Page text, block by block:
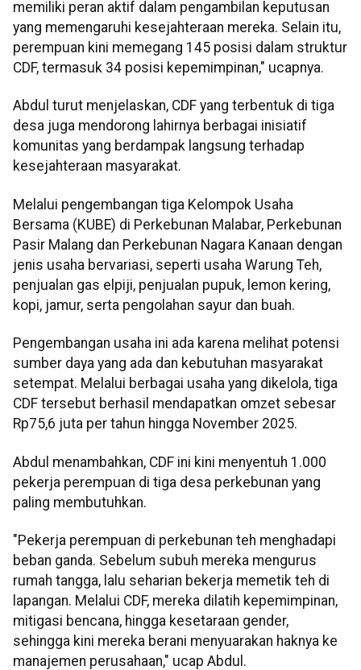
memiliki peran aktif dalam pengambilan keputusan
yang memengaruhi kesejahteraan mereka. Selain itu,
perempuan kini memegang 145 posisi dalam struktur
CDF, termasuk 34 posisi kepemimpinan," ucapnya.
Abdul turut menjelaskan, CDF yang terbentuk di tiga
desa juga mendorong lahirnya berbagai inisiatif
komunitas yang berdampak langsung terhadap
kesejahteraan masyarakat.
Melalui pengembangan tiga Kelompok Usaha
Bersama (KUBE) di Perkebunan Malabar, Perkebunan
Pasir Malang dan Perkebunan Nagara Kanaan dengan
jenis usaha bervariasi, seperti usaha Warung Teh,
penjualan gas elpiji, penjualan pupuk, lemon kering,
kopi, jamur, serta pengolahan sayur dan buah.
Pengembangan usaha ini ada karena melihat potensi
sumber daya yang ada dan kebutuhan masyarakat
setempat. Melalui berbagai usaha yang dikelola, tiga
CDF tersebut berhasil mendapatkan omzet sebesar
Rp75,6 juta per tahun hingga November 2025.
Abdul menambahkan, CDF ini kini menyentuh 1.000
pekerja perempuan di tiga desa perkebunan yang
paling membutuhkan.
"Pekerja perempuan di perkebunan teh menghadapi
beban ganda. Sebelum subuh mereka mengurus
rumah tangga, lalu seharian bekerja memetik teh di
lapangan. Melalui CDF, mereka dilatih kepemimpinan,
mitigasi bencana, hingga kesetaraan gender,
sehingga kini mereka berani menyuarakan haknya ke
manajemen perusahaan," ucap Abdul.